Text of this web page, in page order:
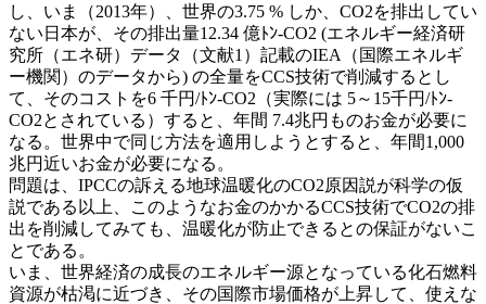
し、いま（2013年）、世界の3.75 % しか、CO2を排出してい
ない日本が、その排出量12.34 億ﾄﾝ-CO2 (エネルギー経済研
究所（エネ研）データ（文献1）記載のIEA（国際エネルギ
ー機関）のデータから) の全量をCCS技術で削減するとし
て、そのコストを6 千円/ﾄﾝ-CO2（実際には 5～15千円/ﾄﾝ-
CO2とされている）すると、年間 7.4兆円ものお金が必要に
なる。世界中で同じ方法を適用しようとすると、年間1,000
兆円近いお金が必要になる。
問題は、IPCCの訴える地球温暖化のCO2原因説が科学の仮
説である以上、このようなお金のかかるCCS技術でCO2の排
出を削減してみても、温暖化が防止できるとの保証がないこ
とである。
いま、世界経済の成長のエネルギー源となっている化石燃料
資源が枯渇に近づき、その国際市場価格が上昇して、使えな